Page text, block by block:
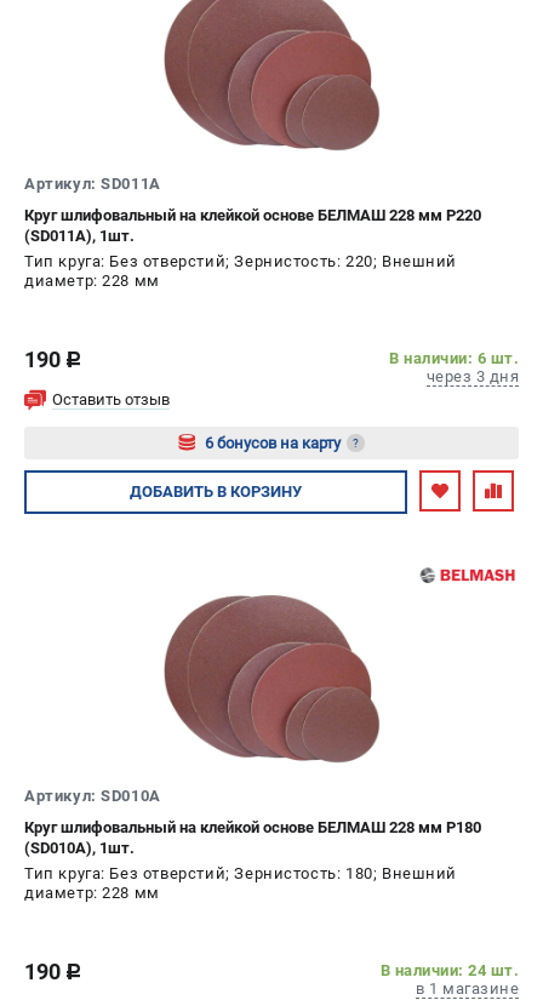
Патроны и переходники
Подставки для станков
Полотна пильные по дереву
Прижимные устройства
Рольганги-роликовые опоры
Цанги и зажимы
ПОЛЕЗНЫЕ СТАТЬИ
Характеристики токарных станков
+7 (812) 317-66-20
Информация размещённая на сайте не является публичной
офертой
пн-пт - с 9:00 до 18:00
сб - с 10:00 до 16:00
вс - выходной
zakaz@belmash-market.ru
Артикул: SD011A
Круг шлифовальный на клейкой основе БЕЛМАШ 228 мм P220
(SD011A), 1шт.
Тип круга: Без отверстий; Зернистость: 220; Внешний
диаметр: 228 мм
190 c
В наличии: 6 шт.
через 3 дня
Оставить отзыв
6 бонусов на карту ?
Авторизуйтесь
ДОБАВИТЬ В КОРЗИНУ
Артикул: SD010A
Круг шлифовальный на клейкой основе БЕЛМАШ 228 мм P180
(SD010A), 1шт.
Тип круга: Без отверстий; Зернистость: 180; Внешний
диаметр: 228 мм
190 c
В наличии: 24 шт.
в 1 магазине